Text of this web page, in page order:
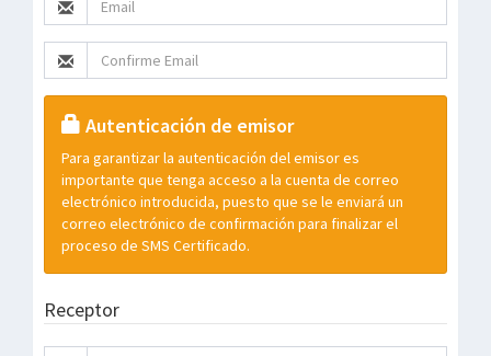
Autenticación de emisor
Para garantizar la autenticación del emisor es
importante que tenga acceso a la cuenta de correo
electrónico introducida, puesto que se le enviará un
correo electrónico de confirmación para finalizar el
proceso de SMS Certificado.
Receptor